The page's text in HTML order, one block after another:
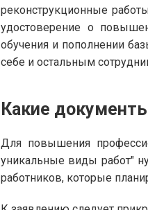
реконструкционные
удостоверение о
обучения и пополнении
себе и остальным
Какие
Для повышения
уникальные виды работ"
работников, которые